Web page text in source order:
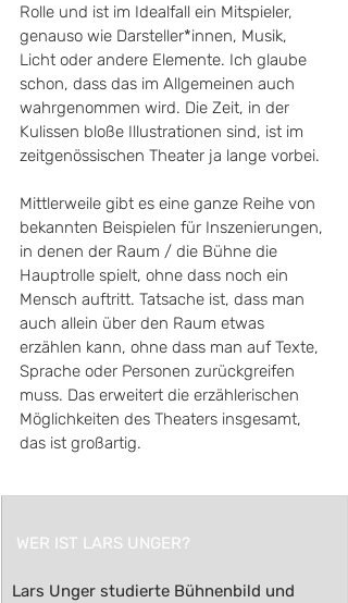
Rolle und ist im Idealfall ein Mitspieler,
genauso wie Darsteller*innen, Musik,
Licht oder andere Elemente. Ich glaube
schon, dass das im Allgemeinen auch
wahrgenommen wird. Die Zeit, in der
Kulissen bloße Illustrationen sind, ist im
zeitgenössischen Theater ja lange vorbei.
Mittlerweile gibt es eine ganze Reihe von
bekannten Beispielen für Inszenierungen,
in denen der Raum / die Bühne die
Hauptrolle spielt, ohne dass noch ein
Mensch auftritt. Tatsache ist, dass man
auch allein über den Raum etwas
erzählen kann, ohne dass man auf Texte,
Sprache oder Personen zurückgreifen
muss. Das erweitert die erzählerischen
Möglichkeiten des Theaters insgesamt,
das ist großartig.
WER IST LARS UNGER?
Lars Unger studierte Bühnenbild und